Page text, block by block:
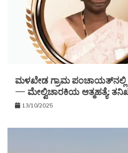
ಮಳಖೇಡ ಗ್ರಾಮ ಪಂಚಾಯತ್‌ನಲ್ಲಿ
— ಮೇಲ್ವಿಚಾರಕಿಯ ಆತ್ಮಹತ್ಯೆ:
13/10/2025